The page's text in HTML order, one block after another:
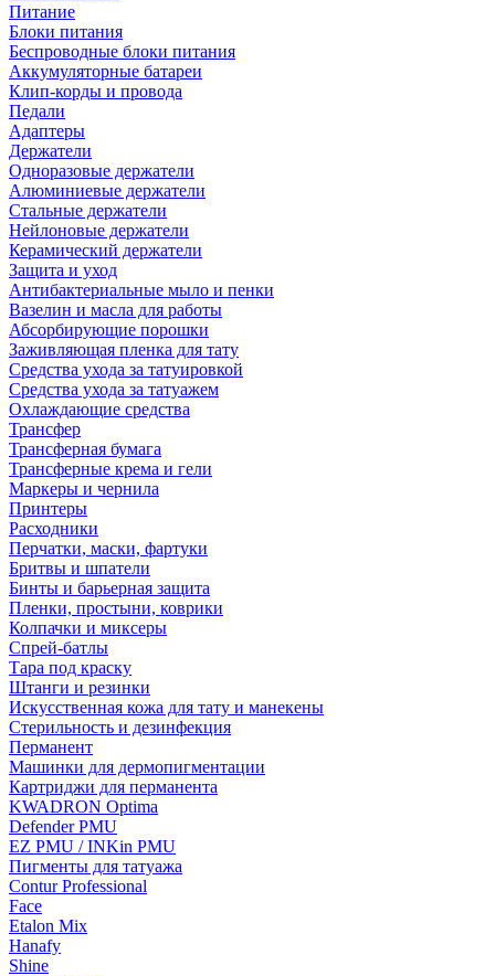
Питание
Блоки питания
Беспроводные блоки питания
Аккумуляторные батареи
Клип-корды и провода
Педали
Адаптеры
Держатели
Одноразовые держатели
Алюминиевые держатели
Стальные держатели
Нейлоновые держатели
Керамический держатели
Защита и уход
Антибактериальные мыло и пенки
Вазелин и масла для работы
Абсорбирующие порошки
Заживляющая пленка для тату
Средства ухода за татуировкой
Средства ухода за татуажем
Охлаждающие средства
Трансфер
Трансферная бумага
Трансферные крема и гели
Маркеры и чернила
Принтеры
Расходники
Перчатки, маски, фартуки
Бритвы и шпатели
Бинты и барьерная защита
Пленки, простыни, коврики
Колпачки и миксеры
Спрей-батлы
Тара под краску
Штанги и резинки
Искусственная кожа для тату и манекены
Стерильность и дезинфекция
Перманент
Машинки для дермопигментации
Картриджи для перманента
KWADRON Optima
Defender PMU
EZ PMU / INKin PMU
Пигменты для татуажа
Contur Professional
Face
Etalon Mix
Hanafy
Shine